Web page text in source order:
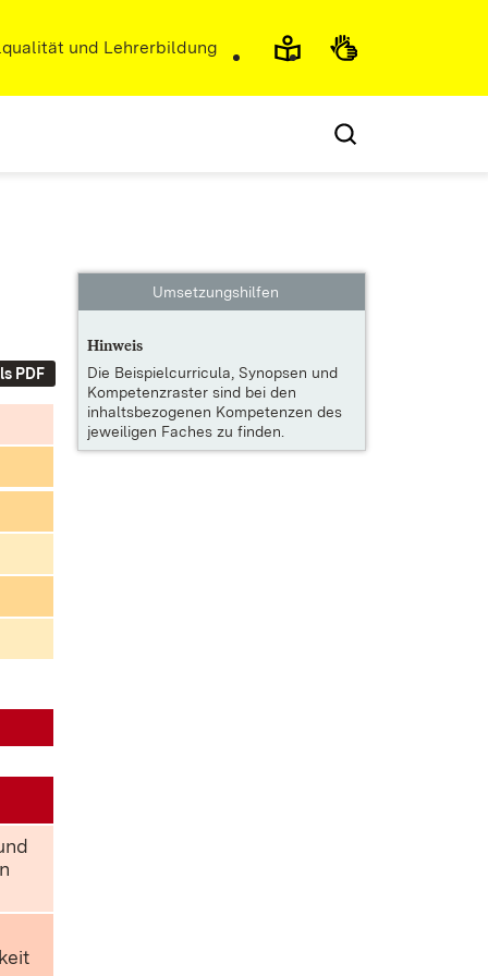
und Lehrerbildung
PDF
Umsetzungshilfen
Hinweis
Die Beispielcurricula, Synopsen und
Kompetenzraster sind bei den
inhaltsbezogenen Kompetenzen des
jeweiligen Faches zu finden.